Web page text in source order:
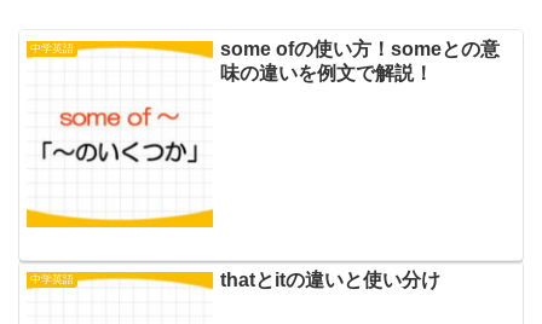
中学英語
some ofの使い方！someとの意
味の違いを例文で解説！
中学英語 thatとitの違いと使い分け